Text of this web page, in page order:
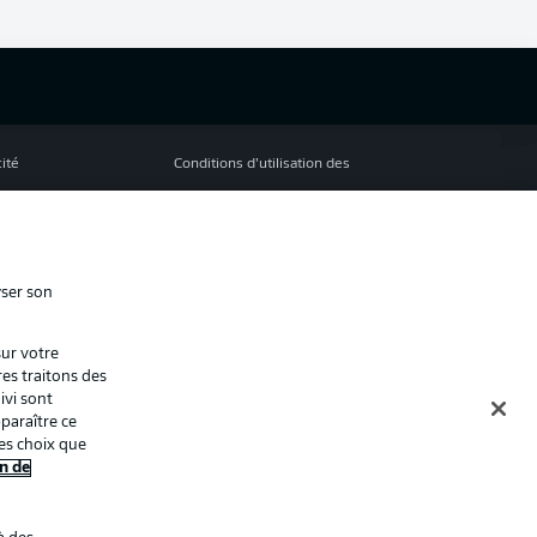
Conditions d’utilisation des
son
votre
traitons des
sont
ce
choix que
de